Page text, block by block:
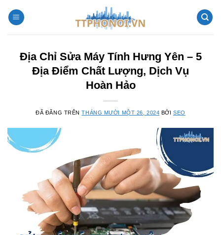
đến
Địa Chỉ Sửa Máy Tính Hưng Yên – 5
Địa Điểm Chất Lượng, Dịch Vụ
Hoàn Hảo
ĐÃ ĐĂNG TRÊNTHÁNG MƯỜI MỘT 26, 2024 BỞISEO